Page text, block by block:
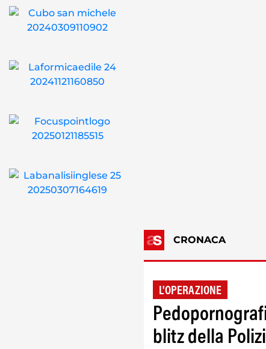
CRONACA
L'OPERAZIONE
blitz della